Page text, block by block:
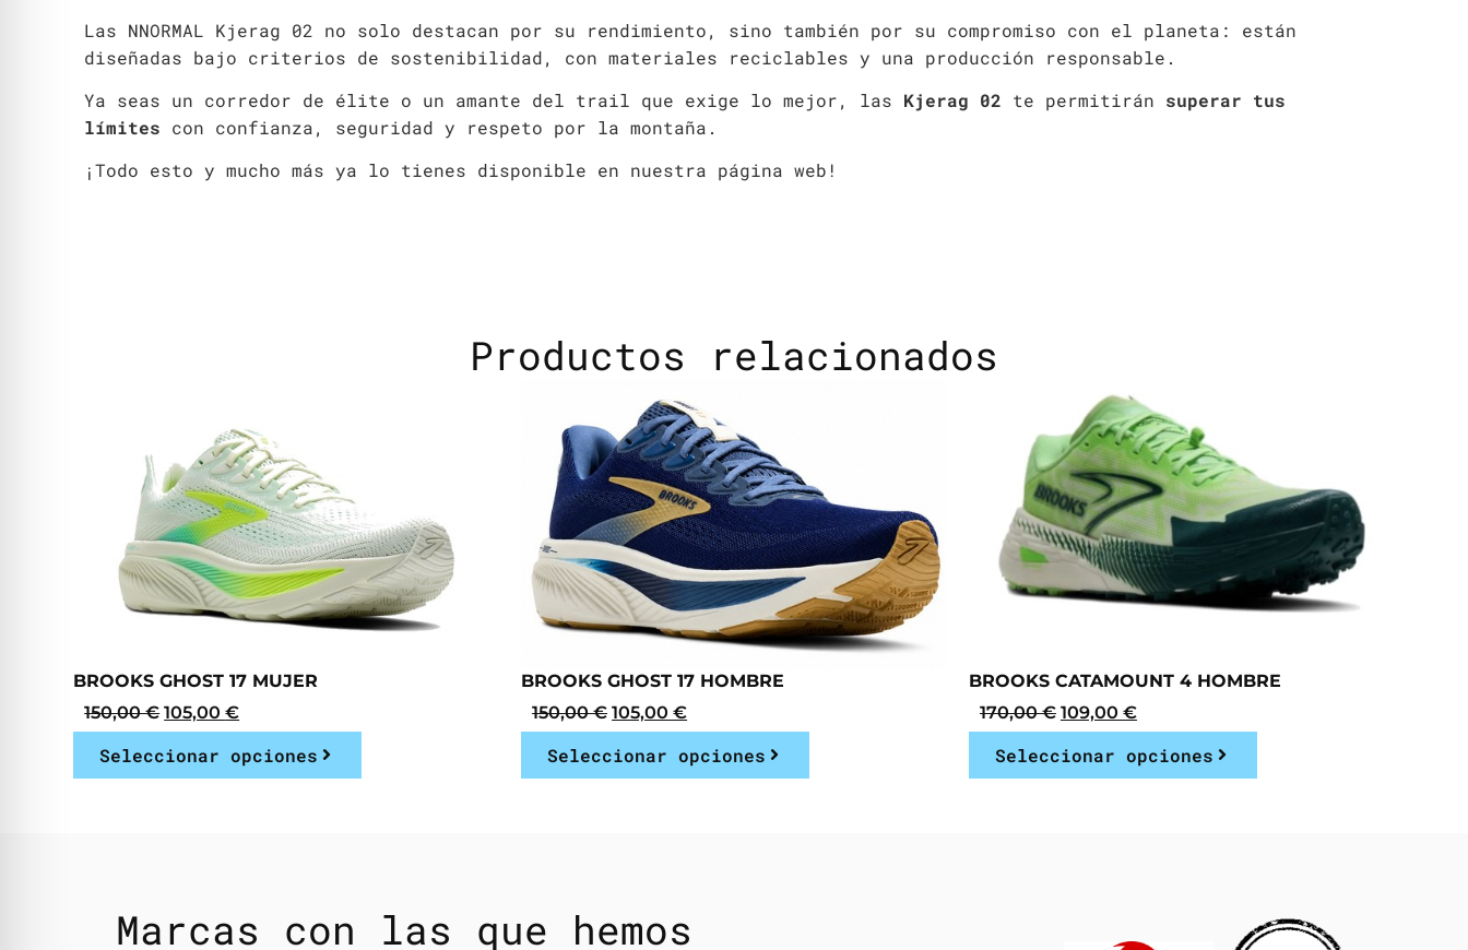
Las NNORMAL Kjerag 02 no solo destacan por su rendimiento, sino también por su compromiso con el planeta: están
diseñadas bajo criterios de sostenibilidad, con materiales reciclables y una producción responsable.
Ya seas un corredor de élite o un amante del trail que exige lo mejor, las Kjerag 02 te permitirán superar tus
límites con confianza, seguridad y respeto por la montaña.
¡Todo esto y mucho más ya lo tienes disponible en nuestra página web!
Productos relacionados
BROOKS GHOST 17 MUJER
150,00€ 105,00€
Seleccionar opciones
BROOKS GHOST 17 HOMBRE
150,00€ 105,00€
Seleccionar opciones
BROOKS CATAMOUNT 4 HOMBRE
170,00€ 109,00 €
Seleccionar opciones
Marcas con las que hemos